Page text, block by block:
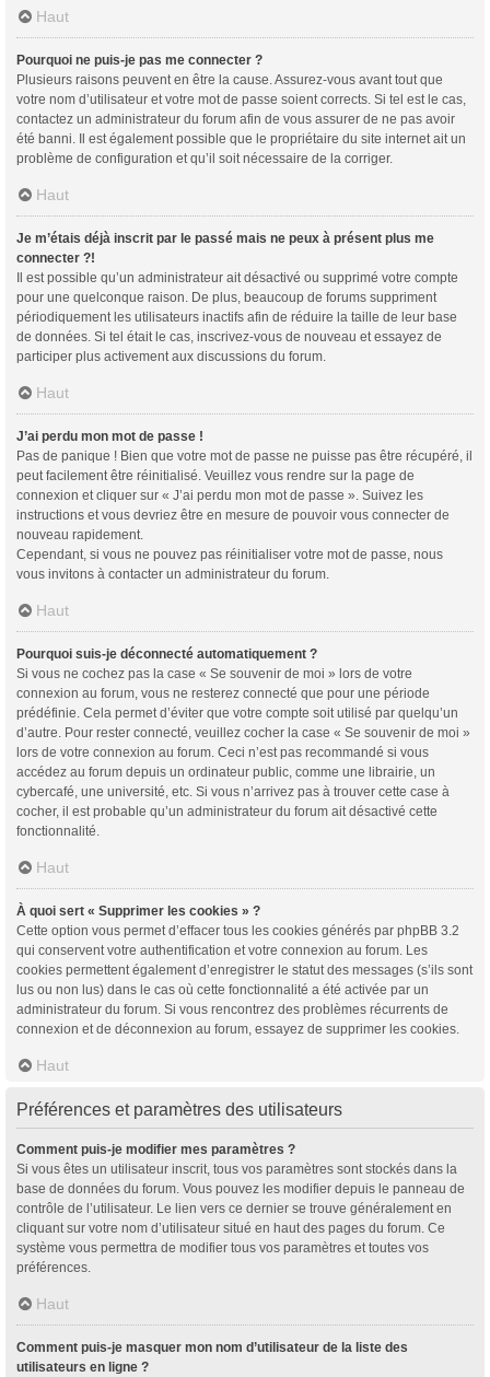
Haut
Pourquoi ne puis-je pas me connecter ?
Plusieurs raisons peuvent en être la cause. Assurez-vous avant tout que
votre nom d’utilisateur et votre mot de passe soient corrects. Si tel est le cas,
contactez un administrateur du forum afin de vous assurer de ne pas avoir
été banni. Il est également possible que le propriétaire du site internet ait un
problème de configuration et qu’il soit nécessaire de la corriger.
Haut
Je m’étais déjà inscrit par le passé mais ne peux à présent plus me
connecter ?!
Il est possible qu’un administrateur ait désactivé ou supprimé votre compte
pour une quelconque raison. De plus, beaucoup de forums suppriment
périodiquement les utilisateurs inactifs afin de réduire la taille de leur base
de données. Si tel était le cas, inscrivez-vous de nouveau et essayez de
participer plus activement aux discussions du forum.
Haut
J’ai perdu mon mot de passe !
Pas de panique ! Bien que votre mot de passe ne puisse pas être récupéré, il
peut facilement être réinitialisé. Veuillez vous rendre sur la page de
connexion et cliquer sur « J’ai perdu mon mot de passe ». Suivez les
instructions et vous devriez être en mesure de pouvoir vous connecter de
nouveau rapidement.
Cependant, si vous ne pouvez pas réinitialiser votre mot de passe, nous
vous invitons à contacter un administrateur du forum.
Haut
Pourquoi suis-je déconnecté automatiquement ?
Si vous ne cochez pas la case « Se souvenir de moi » lors de votre
connexion au forum, vous ne resterez connecté que pour une période
prédéfinie. Cela permet d’éviter que votre compte soit utilisé par quelqu’un
d’autre. Pour rester connecté, veuillez cocher la case « Se souvenir de moi »
lors de votre connexion au forum. Ceci n’est pas recommandé si vous
accédez au forum depuis un ordinateur public, comme une librairie, un
cybercafé, une université, etc. Si vous n’arrivez pas à trouver cette case à
cocher, il est probable qu’un administrateur du forum ait désactivé cette
fonctionnalité.
Haut
À quoi sert « Supprimer les cookies » ?
Cette option vous permet d’effacer tous les cookies générés par phpBB 3.2
qui conservent votre authentification et votre connexion au forum. Les
cookies permettent également d’enregistrer le statut des messages (s’ils sont
lus ou non lus) dans le cas où cette fonctionnalité a été activée par un
administrateur du forum. Si vous rencontrez des problèmes récurrents de
connexion et de déconnexion au forum, essayez de supprimer les cookies.
Haut
Préférences et paramètres des utilisateurs
Comment puis-je modifier mes paramètres ?
Si vous êtes un utilisateur inscrit, tous vos paramètres sont stockés dans la
base de données du forum. Vous pouvez les modifier depuis le panneau de
contrôle de l’utilisateur. Le lien vers ce dernier se trouve généralement en
cliquant sur votre nom d’utilisateur situé en haut des pages du forum. Ce
système vous permettra de modifier tous vos paramètres et toutes vos
préférences.
Haut
Comment puis-je masquer mon nom d’utilisateur de la liste des
utilisateurs en ligne ?